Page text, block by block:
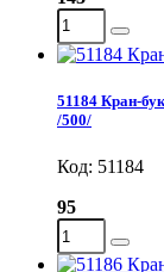
51184 Кран-
/500/
Код: 51184
95